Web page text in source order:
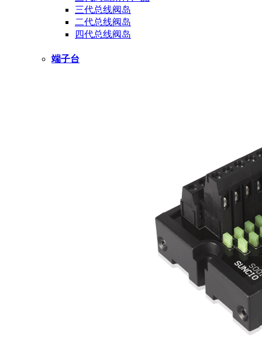
三代总线阀岛
二代总线阀岛
四代总线阀岛
端子台